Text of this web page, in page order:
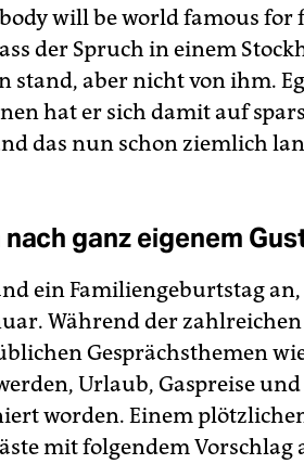
will be world famous for
der Spruch in einem
stand, aber nicht von ihm.
hat er sich damit auf
das nun schon ziemlich
ganz eigenem
ein Familiengeburtstag
Während der
Gesprächsthemen
Urlaub, Gaspreise
worden. Einem
mit folgendem